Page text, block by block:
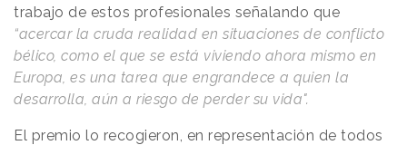
trabajo de estos profesionales señalando que
“acercar la cruda realidad en situaciones de conflicto
bélico, como el que se está viviendo ahora mismo en
Europa, es una tarea que engrandece a quien la
desarrolla, aún a riesgo de perder su vida".
El premio lo recogieron, en representación de todos